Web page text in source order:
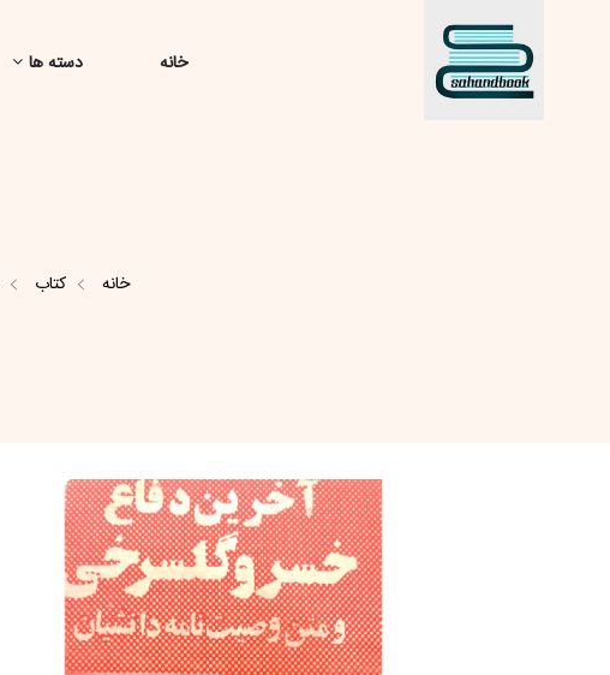
خانه دسته ها
خانه کتاب